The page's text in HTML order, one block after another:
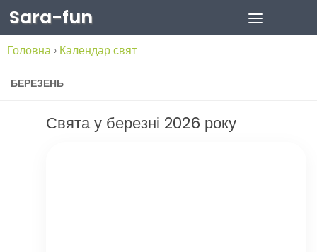
Skip to content
Sara-fun
Головна › Календар свят
БЕРЕЗЕНЬ
Свята у березні 2026 року